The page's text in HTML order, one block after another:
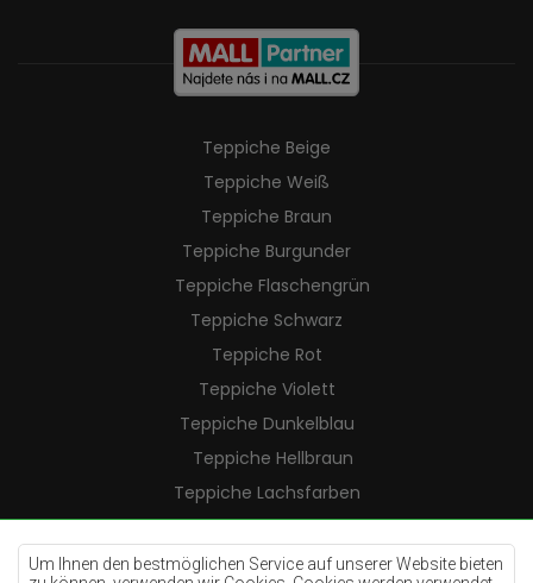
Um Ihnen den bestmöglichen Service auf unserer Website bieten
Teppiche Beige
Teppiche Weiß
Teppiche Braun
Teppiche Burgunder
Teppiche Flaschengrün
Teppiche Schwarz
Teppiche Rot
Teppiche Violett
Teppiche Dunkelblau
Teppiche Hellbraun
Teppiche Lachsfarben
Teppiche Cremefarben
Teppiche Lilac